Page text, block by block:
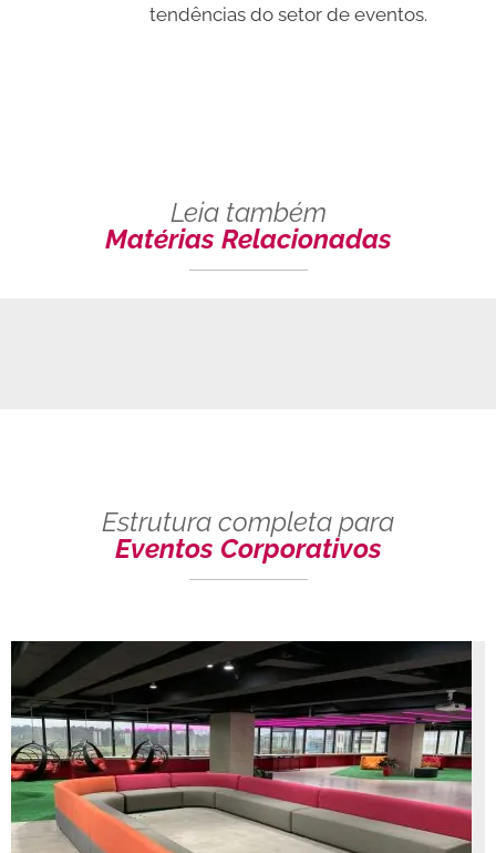
tendências do setor de eventos.
Leia também
Matérias Relacionadas
Estrutura completa para
Eventos Corporativos